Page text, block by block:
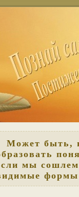
Может быть,
мы
формы